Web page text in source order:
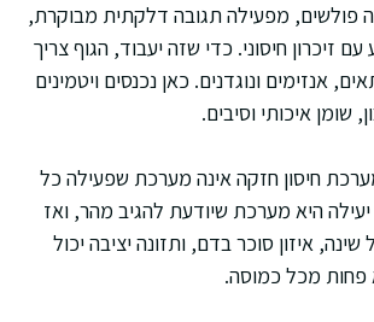
פולשים, מפעילה תגובה דלקתית מבוקרת,
זיכרון חיסוני. כדי שזה יעבוד, הגוף צריך
אנזימים ונוגדנים. כאן נכנסים ויטמינים
שומן איכותי וסיבים.
חיסון חזקה אינה מערכת שפעילה כל
היא מערכת שיודעת להגיב מהר, ואז
איזון סוכר בדם, ותזונה יציבה יכול
פחות מכל כמוסה.